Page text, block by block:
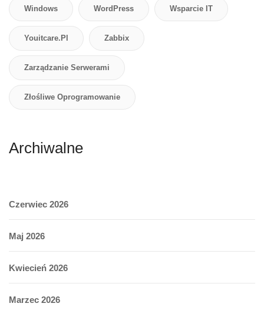
Windows WordPress Wsparcie IT
Youitcare.pl Zabbix
Zarządzanie Serwerami
Złośliwe Oprogramowanie
Archiwalne
Czerwiec 2026
Maj 2026
Kwiecień 2026
Marzec 2026